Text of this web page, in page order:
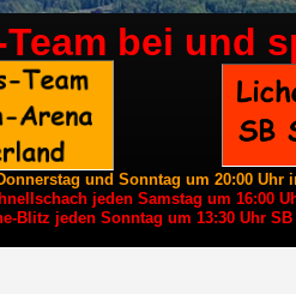
bei und
und Sonntag um 20:00 Uhr
jeden Samstag um 16:00
Blitz jeden Sonntag um 13:30 Uhr SB